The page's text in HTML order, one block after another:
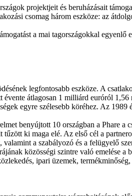
projektjeit és beruházásait
csomag három eszköze: az
a mai tagországokkal egyenlő
legfontosabb eszköze. A
évente átlagosan 1 milliárd euróról
egyre szélesebb köréhez. Az
benyújtott 10 országban a Phare a
ki maga elé. Az első cél a
a szabályozó és a felügyelő
közösségi szintre való emelése a
ipari üzemek,